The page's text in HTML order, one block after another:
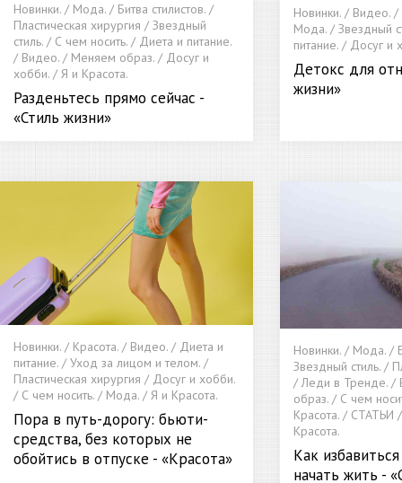
Новинки. / Мода. / Битва стилистов. /
Пластическая хирургия / Звездный
стиль. / С чем носить. / Диета и питание.
/ Видео. / Меняем образ. / Досуг и
хобби. / Я и Красота.
Разденьтесь прямо сейчас -
«Стиль жизни»
Новинки. / Видео. /
Мода. / Звездный
питание. / Досуг и
Детокс для
жизни»
Новинки. / Красота. / Видео. / Диета и
питание. / Уход за лицом и телом. /
Пластическая хирургия / Досуг и хобби.
/ С чем носить. / Мода. / Я и Красота.
Пора в путь-дорогу: бьюти-
средства, без которых не
обойтись в отпуске - «Красота»
Новинки. / Мода. /
Звездный стиль. /
/ Леди в Тренде. /
образ. / С чем
Красота. / СТАТЬИ
Красота.
Как
начать жить -